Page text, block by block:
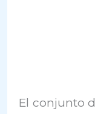
El conjunto